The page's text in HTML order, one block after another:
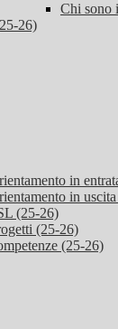
Chi sono
26)
in
in
(25-26)
(25-26)
(25-26)